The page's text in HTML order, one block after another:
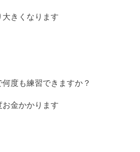
きくなります
何度も練習できますか？
金かかります